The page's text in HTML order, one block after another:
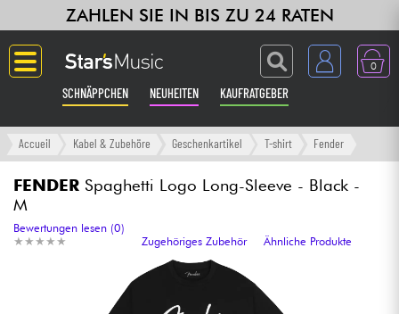
ZAHLEN SIE IN BIS ZU 24 RATEN
0
SCHNÄPPCHEN NEUHEITEN KAUFRATGEBER
Langue
Gitarre & Bass
Verstärker & Effekte
Klaviere & Piano
Accueil Kabel & Zubehöre Geschenkartikel T-shirt Fender
FENDER Spaghetti Logo Long-Sleeve - Black -
M
★ ★ ★ ★ ★
★ ★ ★ ★ ★
Bewertungen lesen (0)
Zugehöriges Zubehör
Ähnliche Produkte